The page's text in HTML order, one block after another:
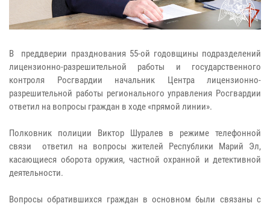
В преддверии празднования 55-ой годовщины подразделений
лицензионно-разрешительной работы и государственного
контроля Росгвардии начальник Центра лицензионно-
разрешительной работы регионального управления Росгвардии
ответил на вопросы граждан в ходе «прямой линии».
Полковник полиции Виктор Шуралев в режиме телефонной
связи ответил на вопросы жителей Республики Марий Эл,
касающиеся оборота оружия, частной охранной и детективной
деятельности.
Вопросы обратившихся граждан в основном были связаны с